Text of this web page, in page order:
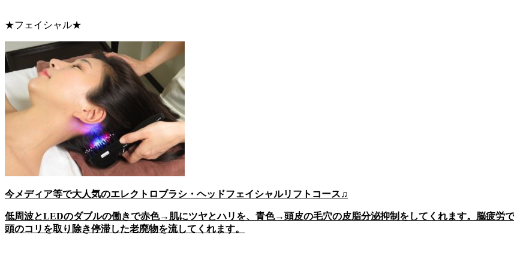
★フェイシャル★
今メディア等で大人気のエレクトロブラシ・ヘッドフェイシャルリフトコース♫
低周波とLEDのダブルの働きで赤色→肌にツヤとハリを、青色→頭皮の毛穴の皮脂分泌抑制をしてくれます。脳疲労
頭のコリを取り除き停滞した老廃物を流してくれます。